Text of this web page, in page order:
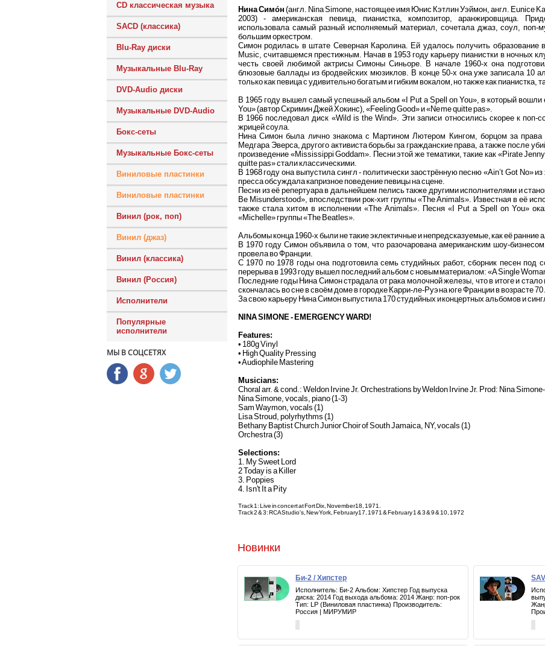
CD классическая музыка
SACD (классика)
Blu-Ray диски
Музыкальные Blu-Ray
DVD-Audio диски
Музыкальные DVD-Audio
Бокс-сеты
Музыкальные Бокс-сеты
Виниловые пластинки
Виниловые пластинки
Винил (рок, поп)
Винил (джаз)
Винил (классика)
Винил (Россия)
Исполнители
Популярные
исполнители
МЫ В СОЦСЕТЯХ
Нина Симо́н (англ. Nina Simone, настоящее имя Юнис Кэтлин Уэймон, англ. Eunice
2003) - американская певица, пианистка, композитор, аранжировщица.
использовала самый разный исполняемый материал, сочетала джаз, соул, поп-
большим оркестром.
Симон родилась в штате Северная Каролина. Ей удалось получить
Music, считавшемся престижным. Начав в 1953 году карьеру пианистки в ночных
честь своей любимой актрисы Симоны Синьоре. В начале 1960-х она
блюзовые баллады из бродвейских мюзиклов. В конце 50-х она уже записала 10
только как певица с удивительно богатым и гибким вокалом, но также как пианистка,
В 1965 году вышел самый успешный альбом «I Put a Spell on You», в который
You» (автор Скримин Джей Хокинс), «Feeling Good» и «Ne me quitte pas».
В 1966 последовал диск «Wild is the Wind». Эти записи относились скорее к поп-
жрицей соула.
Нина Симон была лично знакома с Мартином Лютером Кингом, борцом за права
Медгара Эверса, другого активиста борьбы за гражданские права, а также после
произведение «Mississippi Goddam». Песни этой же тематики, такие как «Pirate
quitte pas» стали классическими.
В 1968 году она выпустила сингл - политически заострённую песню «Ain’t Got No»
пресса обсуждала капризное поведение певицы на сцене.
Песни из её репертуара в дальнейшем пелись также другими исполнителями и
Be Misunderstood», впоследствии рок-хит группы «The Animals». Известная в её
также стала хитом в исполнении «The Animals». Песня «I Put a Spell on You»
«Michelle» группы «The Beatles».
Альбомы конца 1960-х были не такие эклектичные и непредсказуемые, как её ранние
В 1970 году Симон объявила о том, что разочарована американским шоу-
провела во Франции.
С 1970 по 1978 годы она подготовила семь студийных работ, сборник песен под
перерыва в 1993 году вышел последний альбом с новым материалом: «A Single
Последние годы Нина Симон страдала от рака молочной железы, что в итоге и
скончалась во сне в своём доме в городке Карри-ле-Руэ на юге Франции в возрасте 70
За свою карьеру Нина Симон выпустила 170 студийных и концертных альбомов и
NINA SIMONE - EMERGENCY WARD!
Features:
• 180g Vinyl
• High Quality Pressing
• Audiophile Mastering
Musicians:
Choral arr. & cond.: Weldon Irvine Jr. Orchestrations by Weldon Irvine Jr. Prod: Nina
Nina Simone, vocals, piano (1-3)
Sam Waymon, vocals (1)
Lisa Stroud, polyrhythms (1)
Bethany Baptist Church Junior Choir of South Jamaica, NY, vocals (1)
Orchestra (3)
Selections:
1. My Sweet Lord
2 Today is a Killer
3. Poppies
4. Isn't It a Pity
Track 1: Live in concert at Fort Dix, November 18, 1971.
Track 2 & 3: RCA Studio's, New York, February 17, 1971 & February 1 & 3 & 9 & 10, 1972
Новинки
Би-2 / Хипстер
Исполнитель: Би-2 Альбом: Хипстер Год выпуска
диска: 2014 Год выхода альбома: 2014 Жанр: поп-рок
Тип: LP (Виниловая пластинка) Производитель:
Россия | МИРУМИР